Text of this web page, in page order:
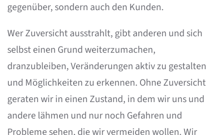
gegenüber, sondern auch den Kunden.
Wer Zuversicht ausstrahlt, gibt anderen und sich
selbst einen Grund weiterzumachen,
dranzubleiben, Veränderungen aktiv zu gestalten
und Möglichkeiten zu erkennen. Ohne Zuversicht
geraten wir in einen Zustand, in dem wir uns und
andere lähmen und nur noch Gefahren und
Probleme sehen, die wir vermeiden wollen. Wir